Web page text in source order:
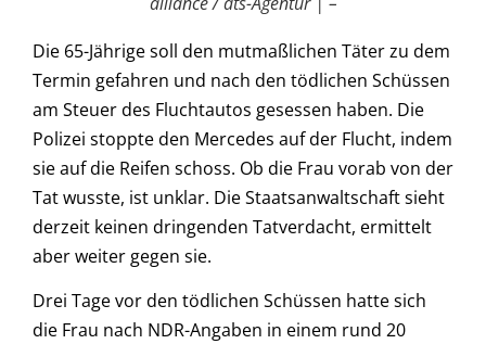
Die 65-Jährige soll den mutmaßlichen Täter zu dem
Termin gefahren und nach den tödlichen Schüssen
am Steuer des Fluchtautos gesessen haben. Die
Polizei stoppte den Mercedes auf der Flucht, indem
sie auf die Reifen schoss. Ob die Frau vorab von der
Tat wusste, ist unklar. Die Staatsanwaltschaft sieht
derzeit keinen dringenden Tatverdacht, ermittelt
aber weiter gegen sie.
Drei Tage vor den tödlichen Schüssen hatte sich
die Frau nach NDR-Angaben in einem rund 20